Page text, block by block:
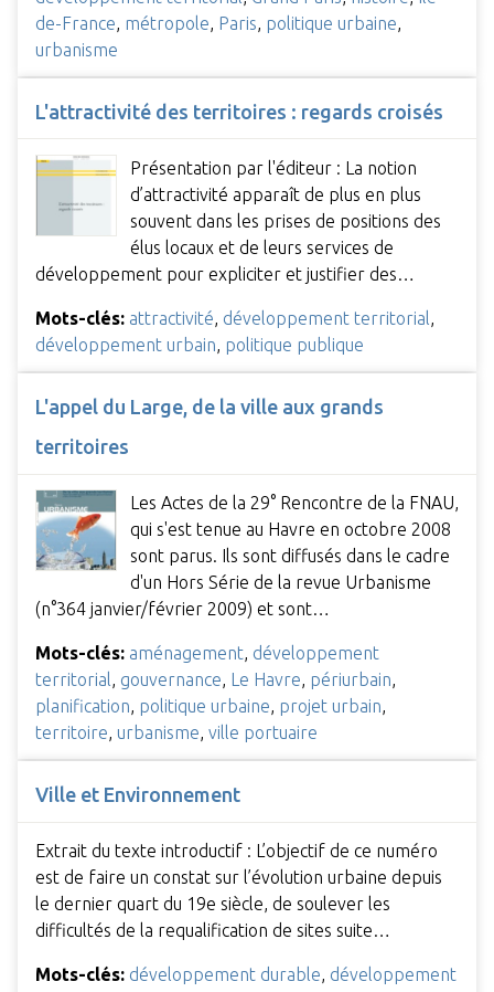
de-France métropole Paris politique urbaine
urbanisme
L'attractivité des territoires : regards croisés
Présentation par l'éditeur : La notion
d’attractivité apparaît de plus en plus
souvent dans les prises de positions des
élus locaux et de leurs services de
développement pour expliciter et justifier des…
Mots-clés: attractivité, développement territorial,
développement urbain, politique publique
L'appel du Large, de la ville aux grands
territoires
Les Actes de la 29° Rencontre de la FNAU,
qui s'est tenue au Havre en octobre 2008
sont parus. Ils sont diffusés dans le cadre
d'un Hors Série de la revue Urbanisme
(n°364 janvier/février 2009) et sont…
Mots-clés: aménagement, développement
territorial, gouvernance, Le Havre, périurbain,
planification, politique urbaine, projet urbain,
territoire, urbanisme, ville portuaire
Ville et Environnement
Extrait du texte introductif : L’objectif de ce numéro
est de faire un constat sur l’évolution urbaine depuis
le dernier quart du 19e siècle, de soulever les
difficultés de la requalification de sites suite…
Mots-clés: développement durable, développement